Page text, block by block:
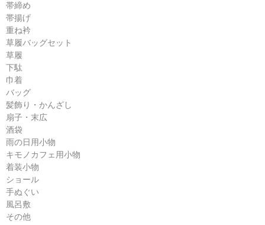
帯締め
帯揚げ
重ね衿
草履バッグセット
草履
下駄
巾着
バッグ
髪飾り・かんざし
扇子・末広
酒袋
雨の日用小物
キモノカフェ用小物
着装小物
ショール
手ぬぐい
風呂敷
その他